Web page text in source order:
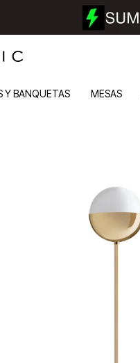
Y BANQUETAS MESAS